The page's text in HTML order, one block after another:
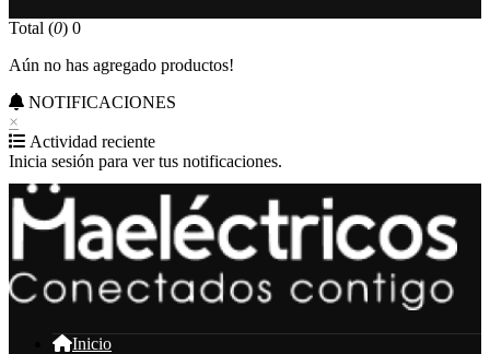
Total (0) 0
Aún no has agregado productos!
NOTIFICACIONES
×
Actividad reciente
Inicia sesión para ver tus notificaciones.
Inicio